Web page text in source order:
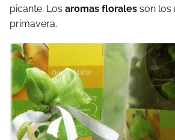
picante. Los aromas florales son los
primavera.